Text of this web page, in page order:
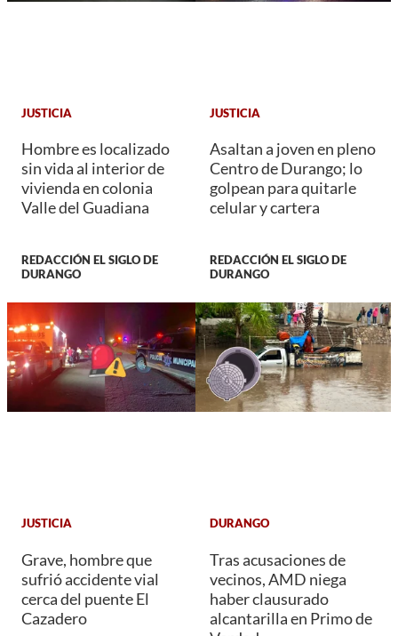
JUSTICIA
Hombre es localizado
sin vida al interior de
vivienda en colonia
Valle del Guadiana
REDACCIÓN EL SIGLO DE
DURANGO
JUSTICIA
Asaltan a joven en pleno
Centro de Durango; lo
golpean para quitarle
celular y cartera
REDACCIÓN EL SIGLO DE
DURANGO
JUSTICIA
Grave, hombre que
sufrió accidente vial
cerca del puente El
Cazadero
DURANGO
Tras acusaciones de
vecinos, AMD niega
haber clausurado
alcantarilla en Primo de